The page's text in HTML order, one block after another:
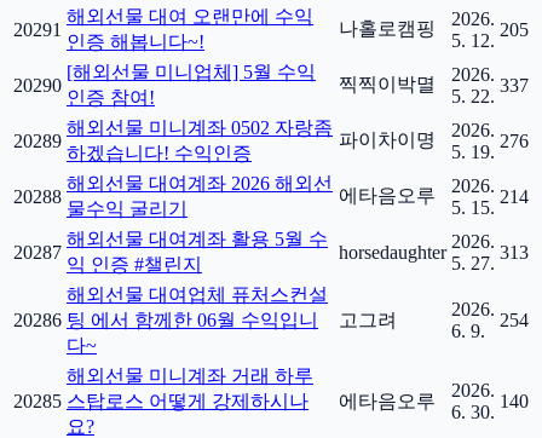
20291
해외선물 대여 오랜만에 수익
인증 해봅니다~!
나홀로캠핑
2026.
5. 12.
205
20290
[해외선물 미니업체] 5월 수익
인증 참여!
찍찍이박멸
2026.
5. 22.
337
20289
해외선물 미니계좌 0502 자랑좀
하겠습니다! 수익인증
파이차이명
2026.
5. 19.
276
20288
해외선물 대여계좌 2026 해외선
물수익 굴리기
에타음오루
2026.
5. 15.
214
20287
해외선물 대여계좌 활용 5월 수
익 인증 #챌린지
horsedaughter
2026.
5. 27.
313
20286
해외선물 대여업체 퓨처스컨설
팅 에서 함께한 06월 수익입니
다~
고그려
2026.
6. 9.
254
20285
해외선물 미니계좌 거래 하루
스탑로스 어떻게 강제하시나
요?
에타음오루
2026.
6. 30.
140